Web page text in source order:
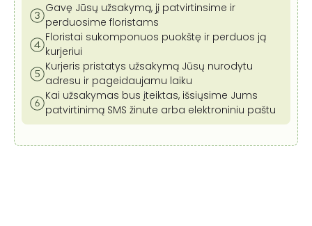
Gavę Jūsų užsakymą, jį patvirtinsime ir
perduosime floristams
Floristai sukomponuos puokštę ir perduos ją
kurjeriui
Kurjeris pristatys užsakymą Jūsų nurodytu
adresu ir pageidaujamu laiku
Kai užsakymas bus įteiktas, išsiųsime Jums
patvirtinimą SMS žinute arba elektroniniu paštu